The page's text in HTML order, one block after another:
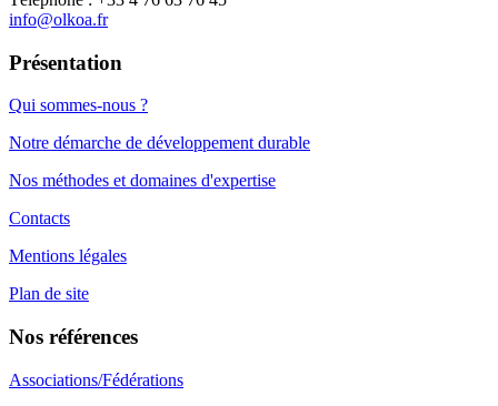
info@olkoa.fr
Présentation
Qui sommes-nous ?
Notre démarche de développement durable
Nos méthodes et domaines d'expertise
Contacts
Mentions légales
Plan de site
Nos références
Associations/Fédérations